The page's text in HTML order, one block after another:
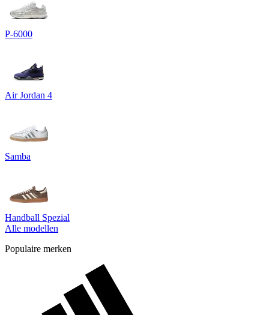
P-6000
Air Jordan 4
Samba
Handball Spezial
Alle modellen
Populaire merken